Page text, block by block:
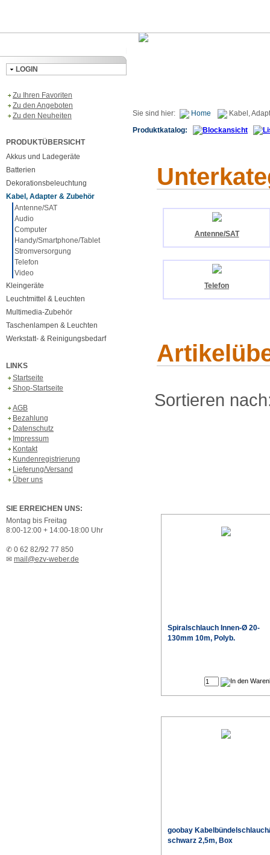
LOGIN
Zu Ihren Favoriten
Zu den Angeboten
Zu den Neuheiten
PRODUKTÜBERSICHT
Akkus und Ladegeräte
Batterien
Dekorationsbeleuchtung
Kabel, Adapter & Zubehör
Antenne/SAT
Audio
Computer
Handy/Smartphone/Tablet
Stromversorgung
Telefon
Video
Kleingeräte
Leuchtmittel & Leuchten
Multimedia-Zubehör
Taschenlampen & Leuchten
Werkstatt- & Reinigungsbedarf
LINKS
Startseite
Shop-Startseite
AGB
Bezahlung
Datenschutz
Impressum
Kontakt
Kundenregistrierung
Lieferung/Versand
Über uns
SIE ERREICHEN UNS:
Montag bis Freitag
8:00-12:00 + 14:00-18:00 Uhr
✆ 0 62 82/92 77 850
✉ mail@ezv-weber.de
Sie sind hier: Home
Kabel,
Produktkatalog:
Antenne/SAT
Telefon
Sortieren
Spiralschlauch Innen-Ø 20-
130mm 10m, Polyb.
goobay
schwarz 2,5m, Box